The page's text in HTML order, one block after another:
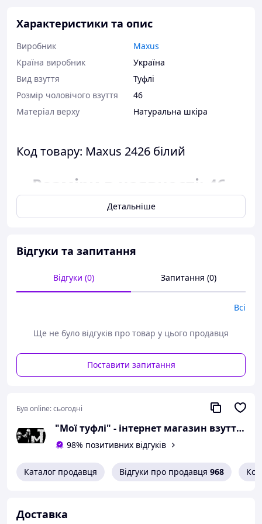
Характеристики та опис
Виробник
Maxus
Країна виробник
Україна
Вид взуття
Туфлі
Розмір чоловічого взуття
46
Матеріал верху
Натуральна шкіра
Код товару: Maxus 2426 білий
Розміри в наявності: 46.
Відповідність розміру до
сантиметра.
Можлива похибка вимірювань +/- 2мм.
При оформленні замовлення
Вам сподобалася модель
і Ви вирішили купити?
Зателефонуйте 067-9272731 / 050-
необхідного Вам розміру.
Або задайте запитання на
simashkevichr@ukr.net
Всі товари магазину -->
українського
Детальніше
Відгуки та запитання
Відгуки (0) Запитання (0)
Всі
Ще не було відгуків про товар у цього продавця
Поставити запитання
Був online:сьогодні
"Мої туфлі" - інтернет магазин взуття на всі випадки життя.
98% позитивних відгуків
Каталог продавця Відгуки про продавця 968
Доставка